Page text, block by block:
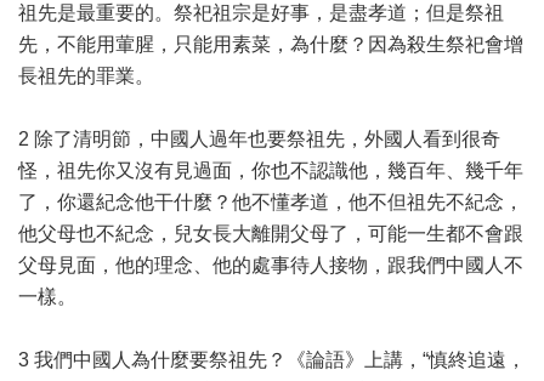
祖先是最重要的。祭祀祖宗是好事，是盡孝道；但是祭祖
先，不能用葷腥，只能用素菜，為什麼？因為殺生祭祀會增
長祖先的罪業。
2 除了清明節，中國人過年也要祭祖先，外國人看到很奇
怪，祖先你又沒有見過面，你也不認識他，幾百年、幾千年
了，你還紀念他干什麼？他不懂孝道，他不但祖先不紀念，
他父母也不紀念，兒女長大離開父母了，可能一生都不會跟
父母見面，他的理念、他的處事待人接物，跟我們中國人不
一樣。
3 我們中國人為什麼要祭祖先？《論語》上講，“慎終追遠，